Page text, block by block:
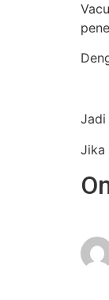
Jadi
Jika